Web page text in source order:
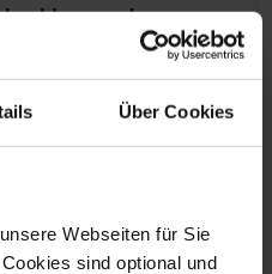
Über Cookies
Webseiten für Sie
sind optional und
E-Antrieb neu
nicht weniger
wissenschaftlicher
TU München, erklärt,